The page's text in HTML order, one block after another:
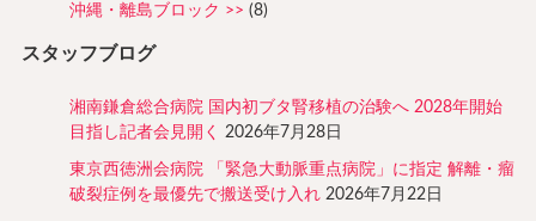
沖縄・離島ブロック (8)
スタッフブログ
湘南鎌倉総合病院 国内初ブタ腎移植の治験へ 2028年開始
目指し記者会見開く
2026年7月28日
東京西徳洲会病院 「緊急大動脈重点病院」に指定 解離・瘤
破裂症例を最優先で搬送受け入れ 2026年7月22日